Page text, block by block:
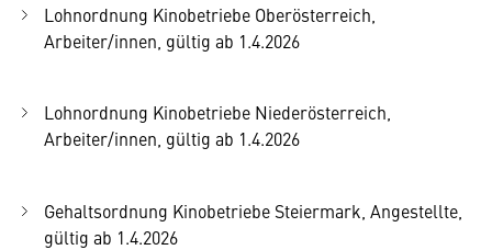
Lohnordnung Kinobetriebe Oberösterreich,
Arbeiter/innen, gültig ab 1.4.2026
Lohnordnung Kinobetriebe Niederösterreich,
Arbeiter/innen, gültig ab 1.4.2026
Gehaltsordnung Kinobetriebe Steiermark, Angestellte,
gültig ab 1.4.2026